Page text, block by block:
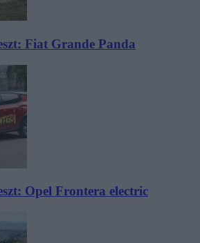
Fiat Grande Panda
Opel Frontera electric